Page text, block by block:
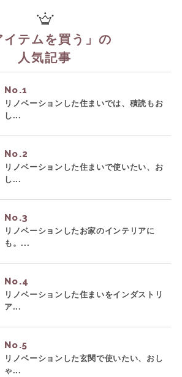
イテムを買う 」の
人気記事
No.
リノベーションした住まいでは、積読もお
し...
No.
リノベーションした住まいで使いたい、お
し...
No.
リノベーションしたお家のインテリアに
も。...
No.
リノベーションした住まいをインダストリ
ア...
No.
リノベーションした玄関で使いたい、おし
ゃ...